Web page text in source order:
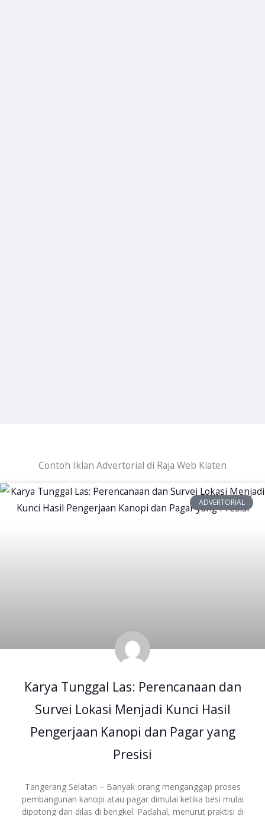
Contoh Iklan Advertorial di Raja Web Klaten
ADVERTORIAL
Karya Tunggal Las: Perencanaan dan
Survei Lokasi Menjadi Kunci Hasil
Pengerjaan Kanopi dan Pagar yang
Presisi
Tangerang Selatan – Banyak orang menganggap proses
pembangunan kanopi atau pagar dimulai ketika besi mulai
dipotong dan dilas di bengkel. Padahal, menurut praktisi di